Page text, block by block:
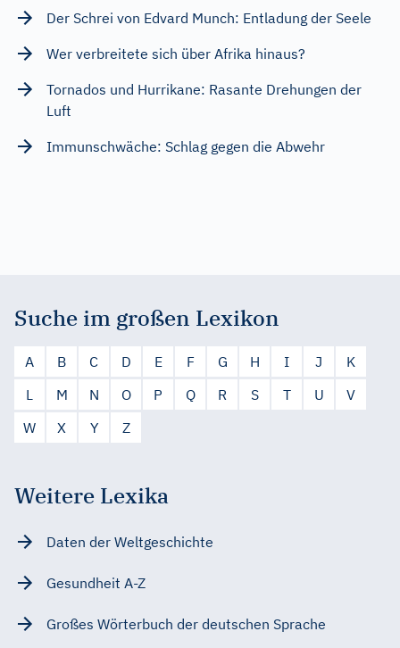
Der Schrei von Edvard Munch: Entladung der Seele
Wer verbreitete sich über Afrika hinaus?
Tornados und Hurrikane: Rasante Drehungen der
Luft
Immunschwäche: Schlag gegen die Abwehr
Suche im großen Lexikon
A B C D E F G H I J
K
L
M N O P Q R S T U
V
W
X Y Z
Weitere Lexika
Daten der Weltgeschichte
Gesundheit A-Z
Großes Wörterbuch der deutschen Sprache